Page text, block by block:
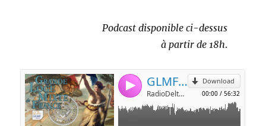
Podcast disponible ci-dessus
à partir de 18h.